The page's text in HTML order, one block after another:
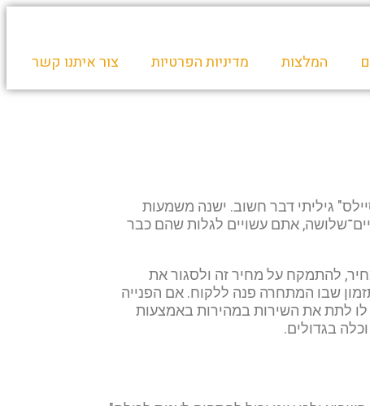
המלצות מדיניות הפרטיות צור איתנו קשר
גיליתי דבר חשוב. ישנה משמעות
אתם עשויים לגלות שהם כבר
להתמקח על מחיר זה ולסגור את
שבו המתחרה פנה ללקוח. אם הפנייה
לתת את השירות במהירות באמצעות
בגדולים.